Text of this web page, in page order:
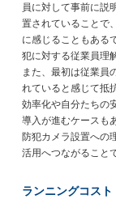
員に対して事前に説
置されていることで
に感じることもある
犯に対する従業員理
また、最初は従業員
れていると感じて抵
効率化や自分たちの
導入が進むケースも
防犯カメラ設置への
活用へつながること
ランニングコスト